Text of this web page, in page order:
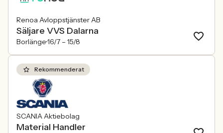
Renoa Avloppstjänster AB
Säljare VVS Dalarna
Borlänge16/7 – 15/8
Rekommenderat
SCANIA Aktiebolag
Material Handler